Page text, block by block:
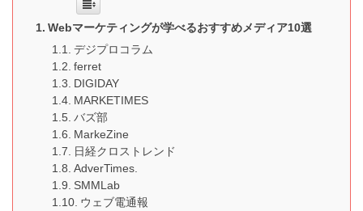
Webマーケティングが学べるおすすめメディア10選
デジプロコラム
ferret
DIGIDAY
MARKETIMES
バズ部
MarkeZine
日経クロストレンド
AdverTimes.
SMMLab
ウェブ電通報